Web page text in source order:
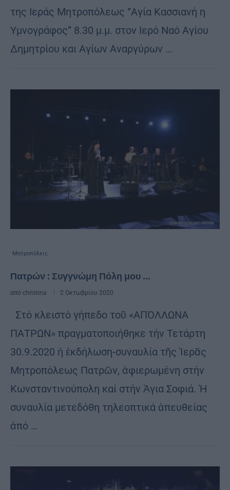
της Ιεράς Μητροπόλεως “Αγία Κασσιανή η
Υμνογράφος” 8.30 μ.μ. στον Ιερό Ναό Αγίου
Δημητρίου και Αγίων Αναργύρων …
Μητροπόλεις
Πατρών : Συγγνώμη Πόλη μου …
από christina 2 Οκτωβρίου 2020
Στό κλειστό γήπεδο τοῦ «ΑΠΌΛΛΩΝΑ
ΠΑΤΡΩΝ» πραγματοποιήθηκε τήν Τετάρτη
30.9.2020 ἡ ἐκδήλωση-συναυλία τῆς Ἱερᾶς
Μητροπόλεως Πατρῶν, ἀφιερωμένη στήν
Κωνσταντινούπολη καί στήν Ἁγια Σοφιά. Ἡ
συναυλία μετεδόθη τηλεοπτικά ἀπευθείας
ἀπό …